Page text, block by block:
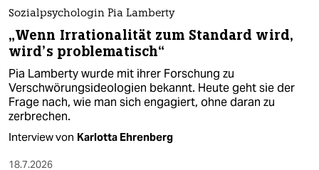
Sozialpsychologin Pia Lamberty
„Wenn Irrationalität zum Standard wird,
wird’s problematisch“
Pia Lamberty wurde mit ihrer Forschung zu
Verschwörungsideologien bekannt. Heute geht sie der
Frage nach, wie man sich engagiert, ohne daran zu
zerbrechen.
Interview von Karlotta Ehrenberg
18.7.2026